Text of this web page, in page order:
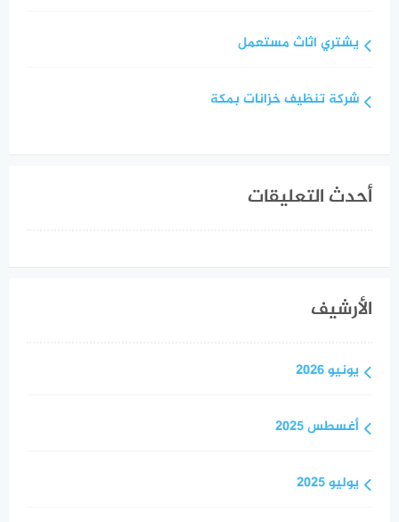
يشتري اثاث مستعمل
شركة تنظيف خزانات بمكة
أحدث التعليقات
الأرشيف
يونيو 2026
أغسطس 2025
يوليو 2025